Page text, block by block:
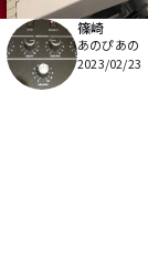
篠崎
あのぴあの
2023/02/23